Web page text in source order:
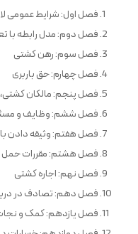
فصل اول: شرایط عمومی
فصل دوم: مدل رابطه‌ با
فصل سوم: رهن کشتی
فصل چهارم: حق باربری
فصل پنجم: مالکان کشتی،
فصل ششم: وظایف و
فصل هفتم: وثیقه دادن
فصل هشتم: مقررات حمل
فصل نهم: اجاره کشتی
فصل دهم: تصادف در دریا
فصل یازدهم: کمک و نجات